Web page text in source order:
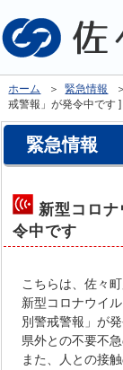
ホーム ＞緊急情報
戒警報」が発令中です ]
緊急情報
新型コロ
令中です
こちらは、佐々
新型コロナウイ
別警戒警報」が
県外との不要不
また、人との接